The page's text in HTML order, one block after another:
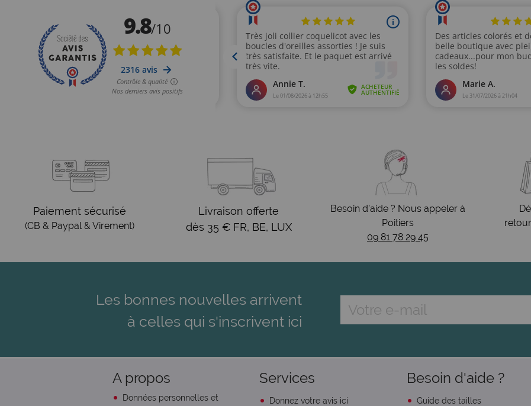
Paiement sécurisé
(CB & Paypal & Virement)
Livraison offerte
dès 35 € FR, BE, LUX
Besoin d’aide ? Nous appeler à
Poitiers
09 81 78 29 45
Les bonnes nouvelles arrivent
à celles qui s'inscrivent ici
A propos
Données personnelles et
Services
Donnez votre avis ici
Besoin d'aide ?
Guide des tailles